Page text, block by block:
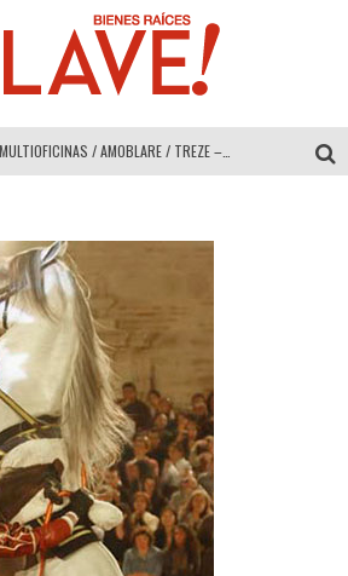
MULTIOFICINAS / AMOBLARE / TREZE – Especial Interiorismo & Decoración 2026